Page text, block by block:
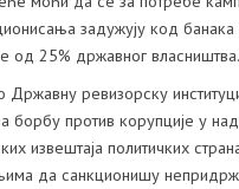
задужују код банака
од 25% државног власништва.
Државну ревизорску
борбу против корупције у
извештаја политичких
да санкционишу